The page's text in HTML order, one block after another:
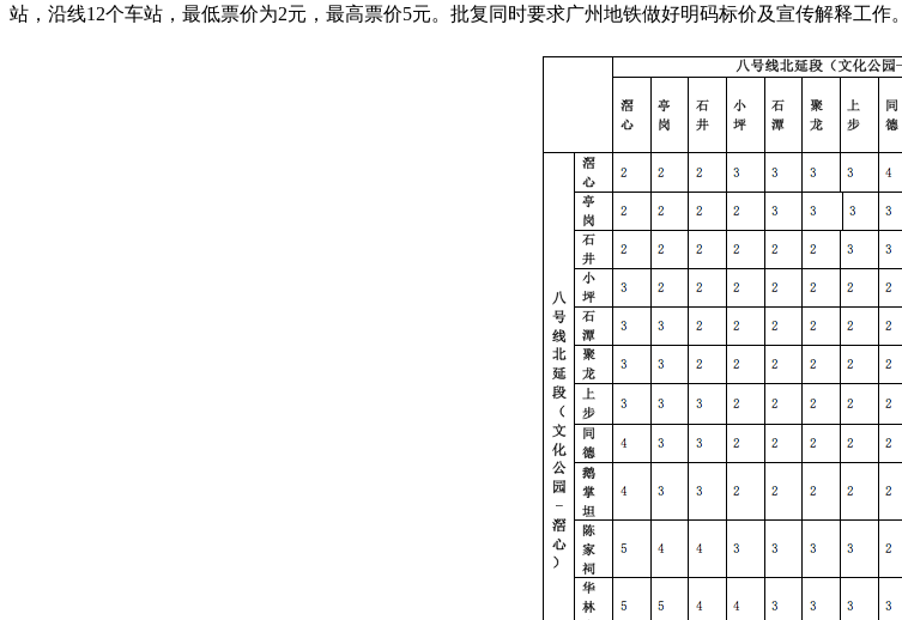
站，沿线12个车站，最低票价为2元，最高票价5元。批复同时要求广州地铁做好明码标价及宣传解释工作。